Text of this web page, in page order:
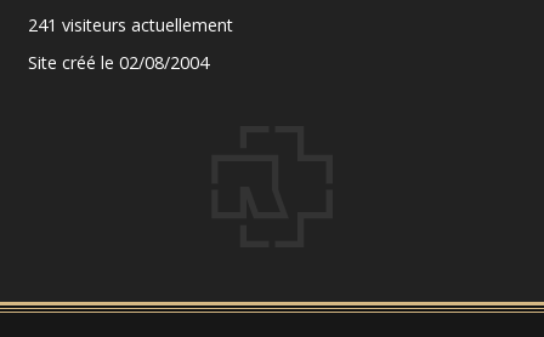
241 visiteurs actuellement
Site créé le 02/08/2004